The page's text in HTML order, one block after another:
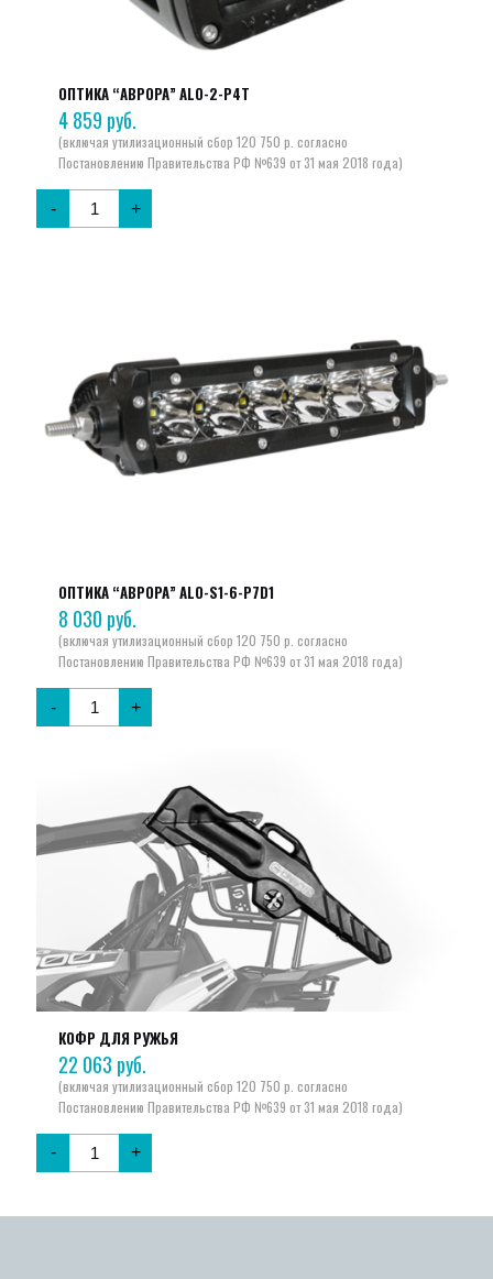
ОПТИКА “АВРОРА” ALO-2-P4T
4 859 руб.
- +
ОПТИКА “АВРОРА” ALO-S1-6-P7D1
8 030 руб.
- +
КОФР ДЛЯ РУЖЬЯ
22 063 руб.
- +